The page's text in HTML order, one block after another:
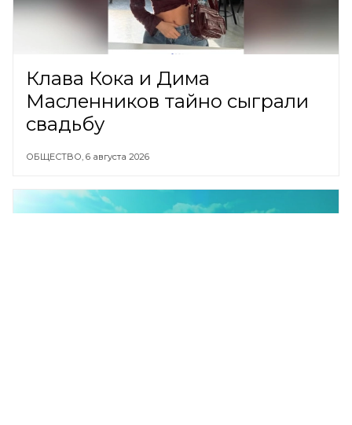
Клава Кока и Дима
Масленников тайно сыграли
свадьбу
ОБЩЕСТВО, 6 августа 2026